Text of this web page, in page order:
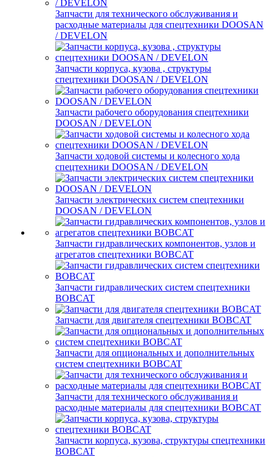
Запчасти для технического обслуживания и
расходные материалы для спецтехники DOOSAN
/ DEVELON
Запчасти корпуса, кузова , структуры
спецтехники DOOSAN / DEVELON
Запчасти рабочего оборудования спецтехники
DOOSAN / DEVELON
Запчасти ходовой системы и колесного хода
спецтехники DOOSAN / DEVELON
Запчасти электрических систем спецтехники
DOOSAN / DEVELON
Запчасти гидравлических компонентов, узлов и
агрегатов спецтехники BOBCAT
Запчасти гидравлических систем спецтехники
BOBCAT
Запчасти для двигателя спецтехники BOBCAT
Запчасти для опциональных и дополнительных
систем спецтехники BOBCAT
Запчасти для технического обслуживания и
расходные материалы для спецтехники BOBCAT
Запчасти корпуса, кузова, структуры спецтехники
BOBCAT